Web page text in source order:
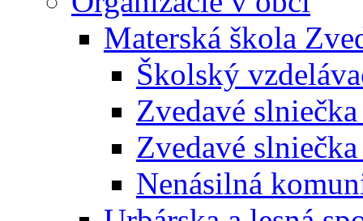
Materská škola
Školský
Zvedavé
Zvedavé
Nenásilná